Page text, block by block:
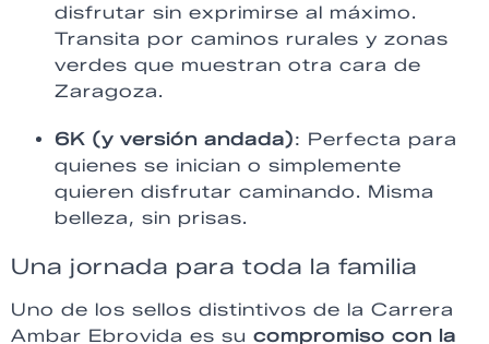
disfrutar sin exprimirse al máximo.
Transita por caminos rurales y zonas
verdes que muestran otra cara de
Zaragoza.
6K (y versión andada): Perfecta para
quienes se inician o simplemente
quieren disfrutar caminando. Misma
belleza, sin prisas.
Una jornada para toda la familia
Uno de los sellos distintivos de la Carrera
Ambar Ebrovida es su compromiso con la